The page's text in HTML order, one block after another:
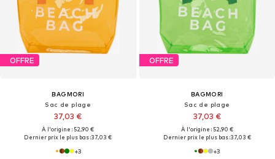
OFFRE
BAGMORI
Sac de plage
37,03 €
À l'origine : 52,90 €
Dernier prix le plus bas :37,03 €
+3
OFFRE
BAGMORI
Sac de plage
37,03 €
À l'origine : 52,90 €
Dernier prix le plus bas :37,03 €
+3